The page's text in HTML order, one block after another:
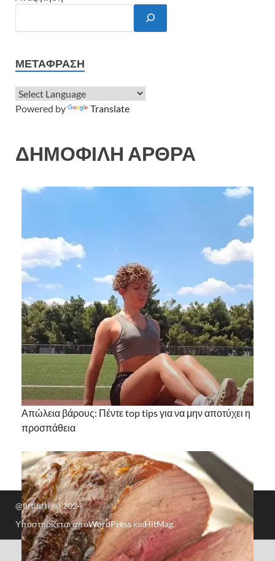
ΜΕΤΆΦΡΑΣΗ
Powered by Translate
ΔΗΜΟΦΙΛΗ ΑΡΘΡΑ
Απώλεια βάρους: Πέντε top tips για να μην αποτύχει η
προσπάθεια
@fiftififti.eu 2024
Υποστηρίζεται απόWordPressκαιHitMag.